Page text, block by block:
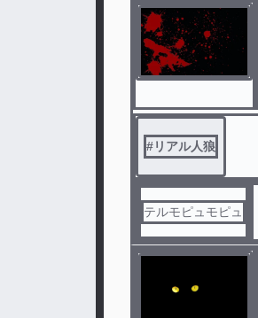
#リアル人狼
テルモピュモピュ